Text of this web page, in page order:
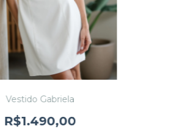
Vestido Gabriela
R$1.490,00